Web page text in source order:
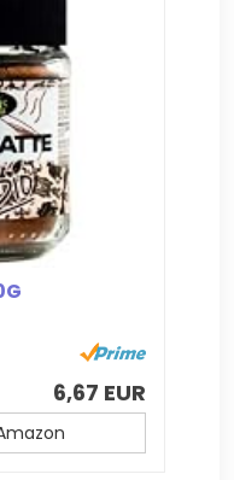
6,67 EUR